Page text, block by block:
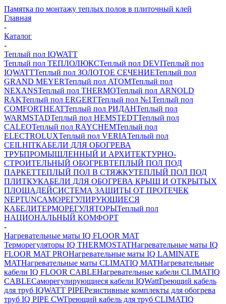
Памятка по монтажу теплых полов в плиточный клей
Главная
-
Каталог
-
Теплый пол IQWATT
Теплый пол ТЕПЛОЛЮКСТеплый пол DEVIТеплый пол
IQWATTТеплый пол ЗОЛОТОЕ СЕЧЕНИЕТеплый пол
GRAND MEYERТеплый пол ATOMТеплый пол
NEXANSТеплый пол THERMOТеплый пол ARNOLD
RAKТеплый пол ERGERTТеплый пол №1Теплый пол
COMFORTHEATТеплый пол РИДАНТеплый пол
WARMSTADТеплый пол HEMSTEDTТеплый пол
CALEOТеплый пол RAYCHEMТеплый пол
ELECTROLUXТеплый пол VERIAТеплый пол
CEILHITКАБЕЛИ ДЛЯ ОБОГРЕВА
ТРУБПРОМЫШЛЕННЫЙ И АРХИТЕКТУРНО-
СТРОИТЕЛЬНЫЙ ОБОГРЕВТЕПЛЫЙ ПОЛ ПОД
ПАРКЕТТЕПЛЫЙ ПОЛ В СТЯЖКУТЕПЛЫЙ ПОЛ ПОД
ПЛИТКУКАБЕЛИ ДЛЯ ОБОГРЕВА КРЫШ И ОТКРЫТЫХ
ПЛОЩАДЕЙСИСТЕМА ЗАЩИТЫ ОТ ПРОТЕЧЕК
NEPTUNСАМОРЕГУЛИРУЮЩИЕСЯ
КАБЕЛИТЕРМОРЕГУЛЯТОРЫТеплый пол
НАЦИОНАЛЬНЫЙ КОМФОРТ
-
Нагревательные маты IQ FLOOR MAT
Терморегуляторы IQ THERMOSTATНагревательные маты IQ
FLOOR MAT PROНагревательные маты IQ LAMINATE
MATНагревательные маты CLIMATIQ MATНагревательные
кабели IQ FLOOR CABLEНагревательные кабели CLIMATIQ
CABLEСаморегулирующиеся кабели IQWattГреющий кабель
для труб IQWATT PIPEРезистивные комплекты для обогрева
труб IQ PIPE CWГреющий кабель для труб CLIMATIQ